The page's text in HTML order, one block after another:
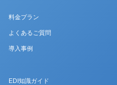
料金プラン
よくあるご質問
導入事例
EDI知識ガイド